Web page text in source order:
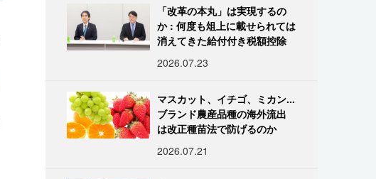
「改革の本丸」は実現するの
か : 何度も俎上に載せられては
消えてきた給付付き税額控除
2026.07.23
マスカット、イチゴ、ミカン...
ブランド農産品種の海外流出
は改正種苗法で防げるのか
2026.07.21